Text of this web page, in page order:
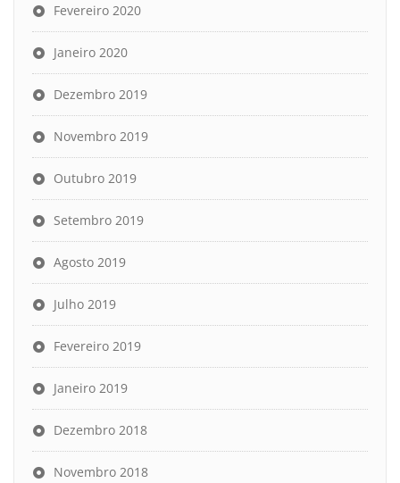
Fevereiro 2020
Janeiro 2020
Dezembro 2019
Novembro 2019
Outubro 2019
Setembro 2019
Agosto 2019
Julho 2019
Fevereiro 2019
Janeiro 2019
Dezembro 2018
Novembro 2018